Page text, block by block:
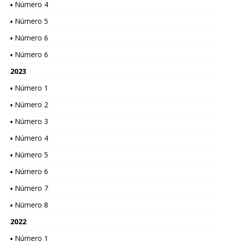
▪ Número 4
▪ Número 5
▪ Número 6
▪ Número 6
2023
▪ Número 1
▪ Número 2
▪ Número 3
▪ Número 4
▪ Número 5
▪ Número 6
▪ Número 7
▪ Número 8
2022
▪ Número 1